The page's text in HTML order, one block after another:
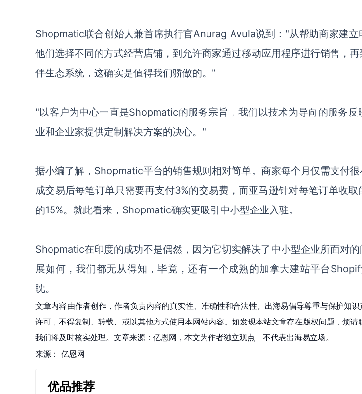
Shopmatic联合创始人兼首席执行官Anurag Avula说到 ： "从帮助商家建
他们选择不同的方式经营店铺，到允许商家通过移动应用程序进行销售 ，再
伴生态系统， 这确实是值得我们骄傲的。 "
"以客户为中心一直是Shopmatic的服务宗旨 ，我们以技术为导向 的服务反
业和企业家提供定制解决方案的决心。 "
据小编了解， Shopmatic平台的销售规则相对简单。商家每个月仅需支付
成交易后每笔订单只需要再支付3%的交易费 ，而亚马逊针对每笔订单收
的15%。就此看来，Shopmatic确实更吸引中小型企业入驻。
Shopmatic在印度的成功不是偶然，因为它切实解决了中小型企业所面对
展如何，我们都无从得知，毕竟，还有一个成熟的加拿大建站平台
眈。
文章内容由作者创作，作者负责内容的真实性、准确性和合法性。出海易倡导尊重与保护知
许可，不得复制、转载、或以其他方式使用本网站内容。如发现本站文章存在版权问题，烦请
我们将及时核实处理。文章来源：亿恩网，本文为作者独立观点，不代表出海易立场。
来源： 亿恩网
优品推荐